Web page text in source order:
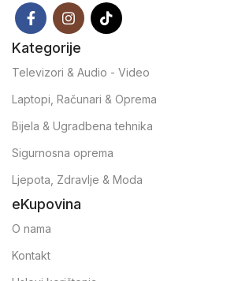
Kategorije
Televizori & Audio - Video
Laptopi, Računari & Oprema
Bijela & Ugradbena tehnika
Sigurnosna oprema
Ljepota, Zdravlje & Moda
eKupovina
O nama
Kontakt